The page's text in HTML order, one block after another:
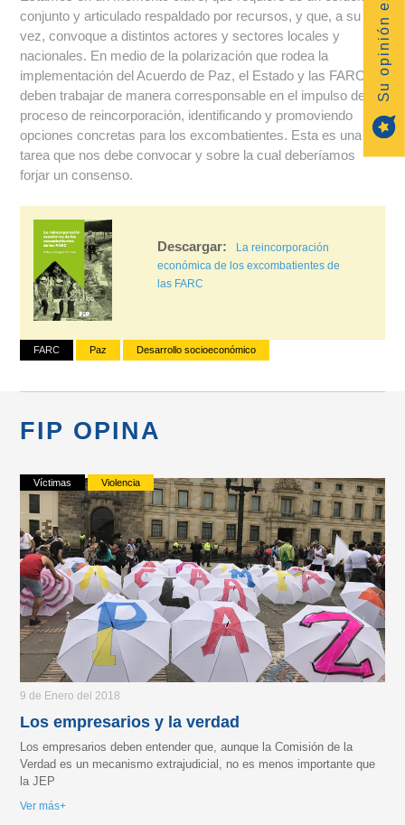
conjunto y articulado respaldado por recursos, y que, a su
vez, convoque a distintos actores y sectores locales y
nacionales. En medio de la polarización que rodea la
implementación del Acuerdo de Paz, el Estado y las FARC
deben trabajar de manera corresponsable en el impulso del
proceso de reincorporación, identificando y promoviendo
opciones concretas para los excombatientes. Esta es una
tarea que nos debe convocar y sobre la cual deberíamos
forjar un consenso.
La reincorporación
económica de los excombatientes de
las FARC
FARC Paz Desarrollo socioeconómico
FIP OPINA
Víctimas Violencia
9 de Enero del 2018
Los empresarios y la verdad
Los empresarios deben entender que, aunque la Comisión de la
Verdad es un mecanismo extrajudicial, no es menos importante que
la JEP
Ver más